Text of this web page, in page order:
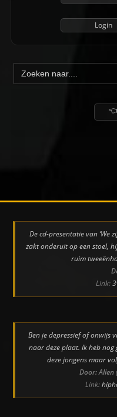
Zoek
naar:
De cd-presentatie van ‘We
zakt onderuit op een stoel,
ruim
Link:
Ben je depressief of onwijs
naar deze plaat. Ik heb
deze jongens maar
Door: Alien
Link: